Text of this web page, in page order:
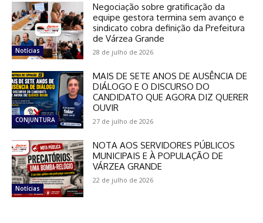
Notícias
Negociação sobre gratificação da
equipe gestora termina sem avanço e
sindicato cobra definição da Prefeitura
de Várzea Grande
28 de julho de 2026
CONJUNTURA
MAIS DE SETE ANOS DE AUSÊNCIA DE
DIÁLOGO E O DISCURSO DO
CANDIDATO QUE AGORA DIZ QUERER
OUVIR
27 de julho de 2026
Notícias
NOTA AOS SERVIDORES PÚBLICOS
MUNICIPAIS E À POPULAÇÃO DE
VÁRZEA GRANDE
22 de julho de 2026